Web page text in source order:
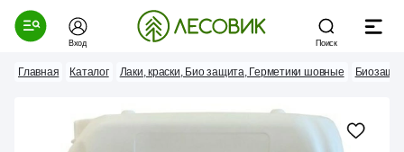
Вход Поиск
Главная Каталог Лаки, краски, Био защита, Герметики шовные